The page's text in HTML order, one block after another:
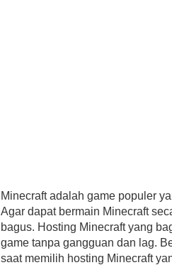
Minecraft adalah game populer
Agar dapat bermain Minecraft
bagus. Hosting Minecraft yang
game tanpa gangguan dan lag.
saat memilih hosting Minecraft